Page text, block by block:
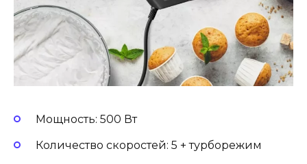
Мощность: 500 Вт
Количество скоростей: 5 + турборежим